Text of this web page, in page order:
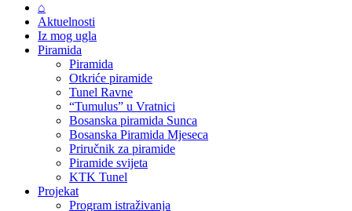
⌂
Aktuelnosti
Iz mog ugla
Piramida
Piramida
Otkriće piramide
Tunel Ravne
“Tumulus” u Vratnici
Bosanska piramida Sunca
Bosanska Piramida Mjeseca
Priručnik za piramide
Piramide svijeta
KTK Tunel
Projekat
Program istraživanja